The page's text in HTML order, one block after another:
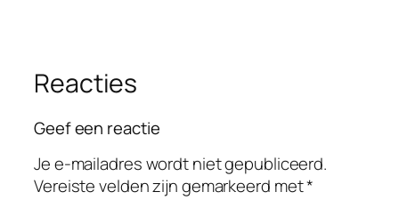
Reacties
Geef een reactie
Je e-mailadres wordt niet gepubliceerd.
Vereiste velden zijn gemarkeerd met*